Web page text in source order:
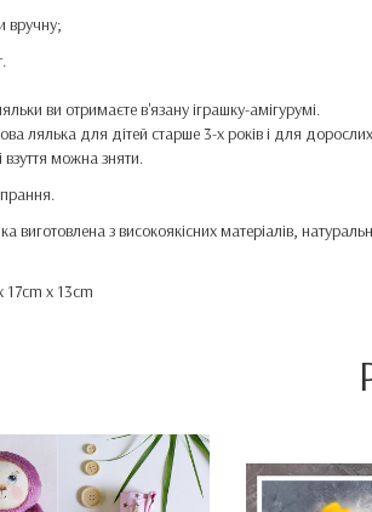
вручну;
ви отримаєте в'язану іграшку-амігурумі.
лялька для дітей старше 3-х років і для
можна зняти.
виготовлена ​​з високоякісних матеріалів,
17cm x 13cm